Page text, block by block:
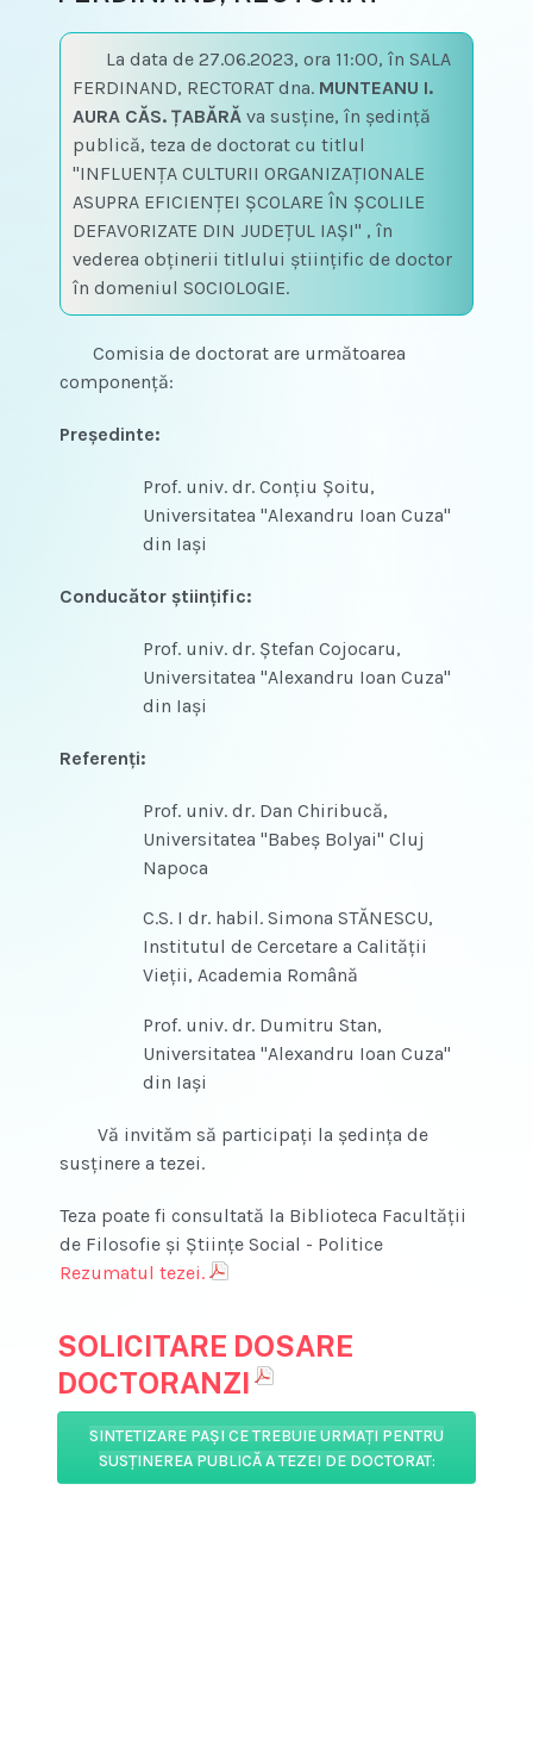
La data de 27.06.2023, ora 11:00, în SALA
FERDINAND, RECTORAT dna. MUNTEANU I.
AURA CĂS. ŢABĂRĂ va susţine, în şedinţă
publică, teza de doctorat cu titlul
"INFLUENŢA CULTURII ORGANIZAŢIONALE
ASUPRA EFICIENŢEI ŞCOLARE ÎN ŞCOLILE
DEFAVORIZATE DIN JUDEŢUL IAŞI" , în
vederea obţinerii titlului ştiinţific de doctor
în domeniul SOCIOLOGIE.
Comisia de doctorat are următoarea
componenţă:
Preşedinte:
Prof. univ. dr. Conţiu Şoitu,
Universitatea "Alexandru Ioan Cuza"
din Iaşi
Conducător ştiinţific:
Prof. univ. dr. Ştefan Cojocaru,
Universitatea "Alexandru Ioan Cuza"
din Iaşi
Referenţi:
Prof. univ. dr. Dan Chiribucă,
Universitatea "Babeş Bolyai" Cluj
Napoca
C.S. I dr. habil. Simona STĂNESCU,
Institutul de Cercetare a Calităţii
Vieţii, Academia Română
Prof. univ. dr. Dumitru Stan,
Universitatea "Alexandru Ioan Cuza"
din Iaşi
Vă invităm să participaţi la şedinţa de
susţinere a tezei.
Teza poate fi consultată la Biblioteca Facultăţii
de Filosofie şi Ştiinţe Social - Politice
Rezumatul tezei.
SOLICITARE DOSARE
DOCTORANZI
SINTETIZARE PAŞI CE TREBUIE URMAŢI PENTRU
SUSŢINEREA PUBLICĂ A TEZEI DE DOCTORAT: